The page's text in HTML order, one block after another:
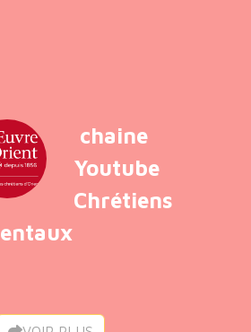
chaine
Youtube
Chrétiens